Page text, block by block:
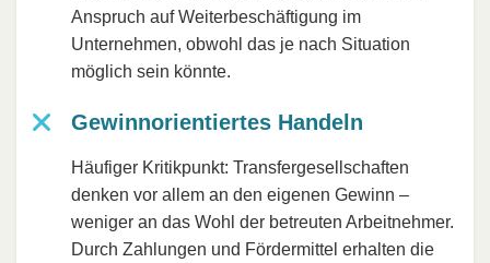
Anspruch auf Weiterbeschäftigung im
Unternehmen, obwohl das je nach Situation
möglich sein könnte.
Gewinnorientiertes Handeln
Häufiger Kritikpunkt: Transfergesellschaften
denken vor allem an den eigenen Gewinn –
weniger an das Wohl der betreuten Arbeitnehmer.
Durch Zahlungen und Fördermittel erhalten die